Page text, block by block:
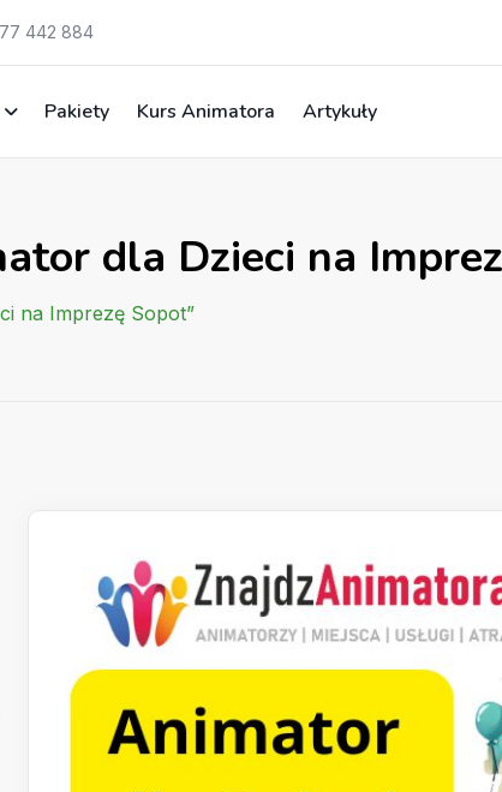
442 884
Pakiety Kurs Animatora Artykuły
dla Dzieci na
na Imprezę Sopot”